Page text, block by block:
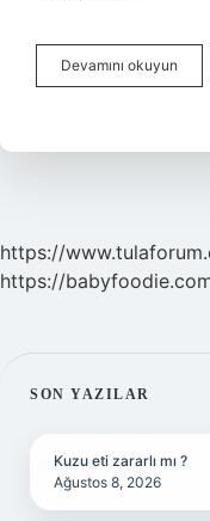
Devamını okuyun
https://
https://
SON YAZILAR
Kuzu eti zararlı mı ?
Ağustos 8, 2026